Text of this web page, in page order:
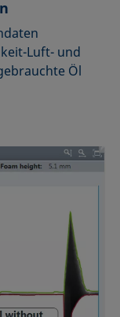
Luft- und
Öl